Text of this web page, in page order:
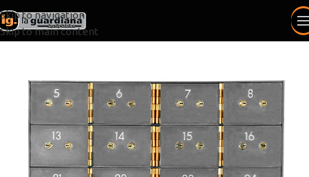
Skip to navigation
Skip to main content